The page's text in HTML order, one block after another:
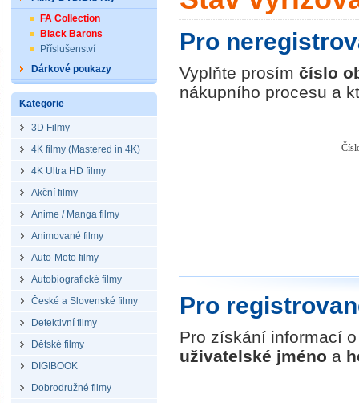
FA Collection
Black Barons
Příslušenství
Dárkové poukazy
Kategorie
3D Filmy
4K filmy (Mastered in 4K)
4K Ultra HD filmy
Akční filmy
Anime / Manga filmy
Animované filmy
Auto-Moto filmy
Autobiografické filmy
České a Slovenské filmy
Detektivní filmy
Dětské filmy
DIGIBOOK
Dobrodružné filmy
Pro
Vyplňte prosím číslo
nákupního procesu a
Pro
Pro získání informací
uživatelské jméno a